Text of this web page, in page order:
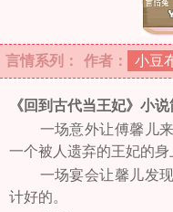
作者： 小豆
言情系列：
《回到古代当王妃》小说
一场意外让傅馨儿
一个被人遗弃的王妃的身
一场宴会让馨儿发
计好的。